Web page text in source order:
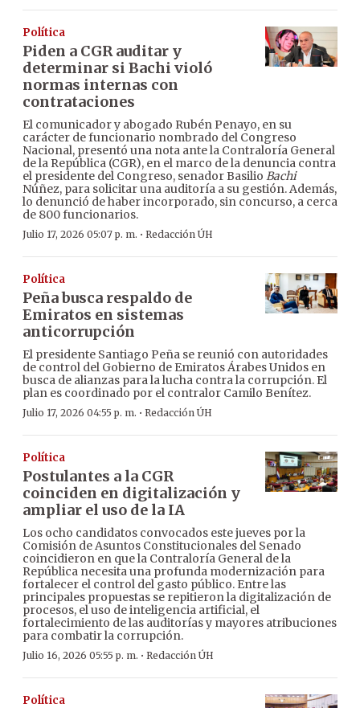
Política
Piden a CGR auditar y
determinar si Bachi violó
normas internas con
contrataciones
El comunicador y abogado Rubén Penayo, en su
carácter de funcionario nombrado del Congreso
Nacional, presentó una nota ante la Contraloría General
de la República (CGR), en el marco de la denuncia contra
el presidente del Congreso, senador Basilio Bachi
Núñez, para solicitar una auditoría a su gestión. Además,
lo denunció de haber incorporado, sin concurso, a cerca
de 800 funcionarios.
Julio 17, 2026 05:07 p. m. · Redacción ÚH
Política
Peña busca respaldo de
Emiratos en sistemas
anticorrupción
El presidente Santiago Peña se reunió con autoridades
de control del Gobierno de Emiratos Árabes Unidos en
busca de alianzas para la lucha contra la corrupción. El
plan es coordinado por el contralor Camilo Benítez.
Julio 17, 2026 04:55 p. m. · Redacción ÚH
Política
Postulantes a la CGR
coinciden en digitalización y
ampliar el uso de la IA
Los ocho candidatos convocados este jueves por la
Comisión de Asuntos Constitucionales del Senado
coincidieron en que la Contraloría General de la
República necesita una profunda modernización para
fortalecer el control del gasto público. Entre las
principales propuestas se repitieron la digitalización de
procesos, el uso de inteligencia artificial, el
fortalecimiento de las auditorías y mayores atribuciones
para combatir la corrupción.
Julio 16, 2026 05:55 p. m. · Redacción ÚH
Política